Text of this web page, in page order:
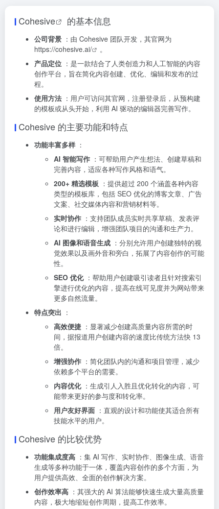
Cohesive 的基本信息
公司背景 ：由 Cohesive 团队开发，其官网为
https://cohesive.ai/
。
产品定位 ：是一款结合了人类创造力和人工智能的内容
创作平台，旨在简化内容创建、优化、编辑和发布的过
程。
使用方法 ：用户可访问其官网，注册登录后，从预构建
的模板或从头开始，利用 AI 驱动的编辑器完善写作。
Cohesive 的主要功能和特点
功能丰富多样 ：
AI 智能写作 ：可帮助用户产生想法、创建草稿和
完善内容，适应各种写作风格和语气。
200+ 精选模板 ：提供超过 200 个涵盖各种内容
类型的模板库，包括 SEO 优化的博客文章、广告
文案、社交媒体内容和营销材料等。
实时协作 ：支持团队成员实时共享草稿、发表评
论和进行编辑，增强团队项目的沟通和生产力。
AI 图像和语音生成 ：分别允许用户创建独特的视
觉效果以及画外音和旁白，拓展了内容创作的可能
性。
SEO 优化：帮助用户创建吸引读者且针对搜索引
擎进行优化的内容，提高在线可见度并为网站带来
更多自然流量。
特点突出 ：
高效便捷 ：显著减少创建高质量内容所需的时
间，据报道用户创建内容的速度比传统方法快 13
倍。
增强协作 ：简化团队内的沟通和项目管理，减少
依赖多个平台的需要。
内容优化：生成引人入胜且优化转化的内容，可
能带来更好的参与度和转化率。
用户友好界面 ：直观的设计和功能使其适合所有
技能水平的用户。
Cohesive 的比较优势
功能集成度高 ：集 AI 写作、实时协作、图像生成、语音
生成等多种功能于一体，覆盖内容创作的多个方面，为
用户提供高效、全面的创作解决方案。
创作效率高 ：其强大的 AI 算法能够快速生成大量高质量
内容，极大地缩短创作周期，提高工作效率。